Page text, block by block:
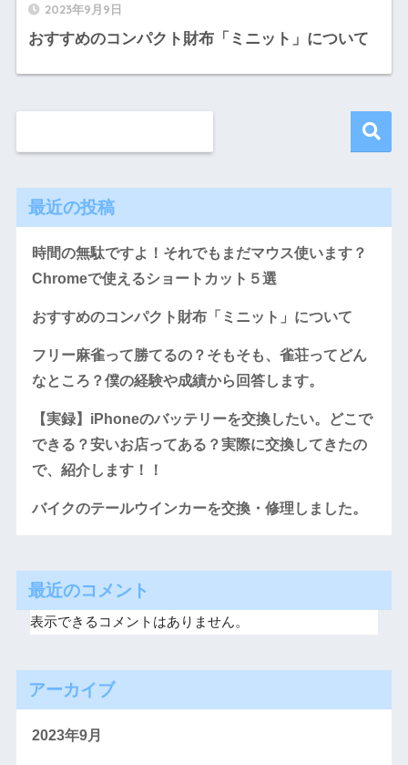
2023年9月9日
おすすめのコンパクト財布「ミニット」について
最近の投稿
時間の無駄ですよ！それでもまだマウス使います？
Chromeで使えるショートカット５選
おすすめのコンパクト財布「ミニット」について
フリー麻雀って勝てるの？そもそも、雀荘ってどん
なところ？僕の経験や成績から回答します。
【実録】iPhoneのバッテリーを交換したい。どこで
できる？安いお店ってある？実際に交換してきたの
で、紹介します！！
バイクのテールウインカーを交換・修理しました。
最近のコメント
表示できるコメントはありません。
アーカイブ
2023年9月